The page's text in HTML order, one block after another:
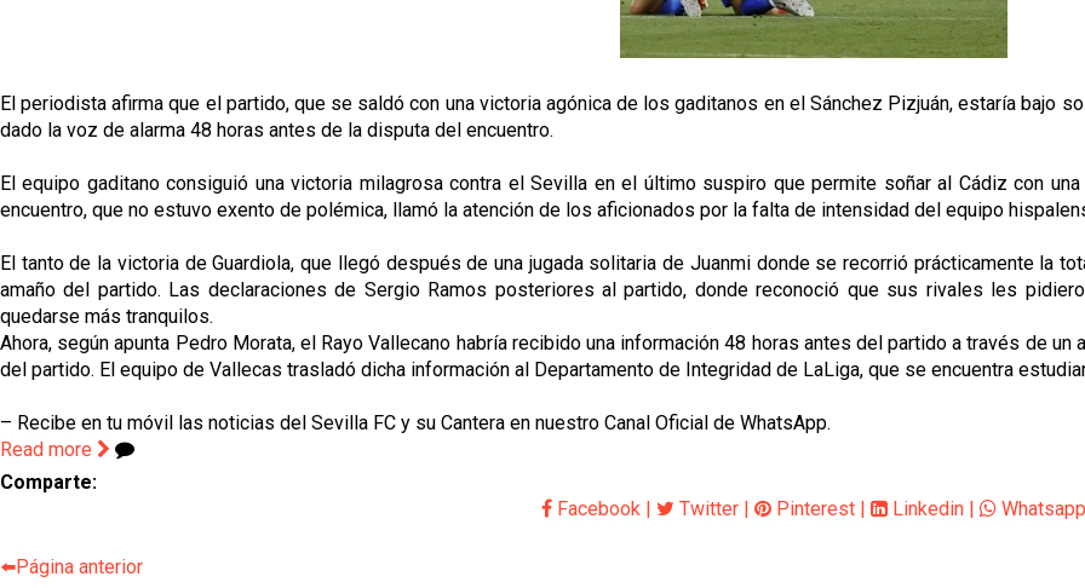
El periodista afirma que el partido, que se saldó con una victoria agónica de los gaditanos en el Sánchez Pizjuán, estaría bajo
dado la voz de alarma 48 horas antes de la disputa del encuentro.
El equipo gaditano consiguió una victoria milagrosa contra el Sevilla en el último suspiro que permite soñar al Cádiz con
encuentro, que no estuvo exento de polémica, llamó la atención de los aficionados por la falta de intensidad del equipo
El tanto de la victoria de Guardiola, que llegó después de una jugada solitaria de Juanmi donde se recorrió prácticamente la
amaño del partido. Las declaraciones de Sergio Ramos posteriores al partido, donde reconoció que sus rivales les
quedarse más tranquilos.
Ahora, según apunta Pedro Morata, el Rayo Vallecano habría recibido una información 48 horas antes del partido a través de
del partido. El equipo de Vallecas trasladó dicha información al Departamento de Integridad de LaLiga, que se encuentra
– Recibe en tu móvil las noticias del Sevilla FC y su Cantera en nuestro Canal Oficial de WhatsApp.
Read more
Comparte:
Facebook | Twitter | Pinterest | Linkedin | Whatsapp
⬅️Página anterior